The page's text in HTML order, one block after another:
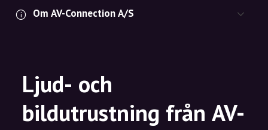
Om AV-Connection A/S
Ljud- och
bildutrustning från AV-